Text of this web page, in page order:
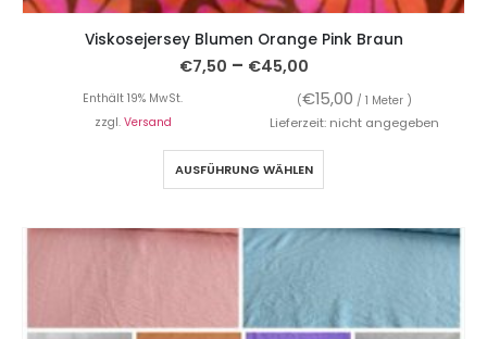
Viskosejersey Blumen Orange Pink Braun
€7,50 – €45,00
Enthält 19% MwSt. (€15,00 / 1 Meter )
zzgl. Versand Lieferzeit: nicht angegeben
AUSFÜHRUNG WÄHLEN